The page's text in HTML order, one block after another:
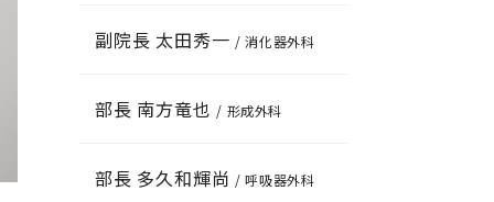
副院長 太田秀一/ 消化器外科
部長 南方竜也/ 形成外科
部長 多久和輝尚/ 呼吸器外科